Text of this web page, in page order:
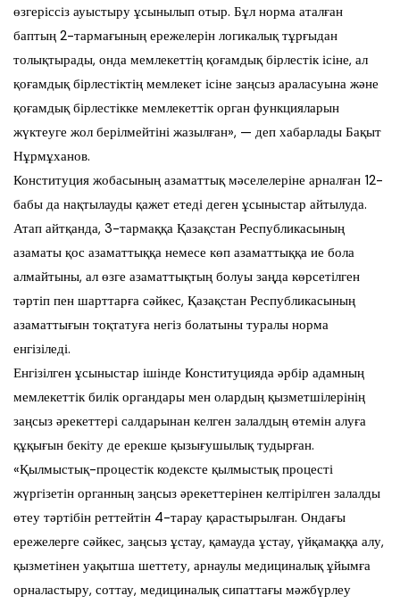
өзгеріссіз ауыстыру ұсынылып отыр. Бұл норма аталған
баптың 2-тармағының ережелерін логикалық тұрғыдан
толықтырады, онда мемлекеттің қоғамдық бірлестік ісіне, ал
қоғамдық бірлестіктің мемлекет ісіне заңсыз араласуына және
қоғамдық бірлестікке мемлекеттік орган функцияларын
жүктеуге жол берілмейтіні жазылған», — деп хабарлады Бақыт
Нұрмұханов.
Конституция жобасының азаматтық мәселелеріне арналған 12-
бабы да нақтылауды қажет етеді деген ұсыныстар айтылуда.
Атап айтқанда, 3-тармаққа Қазақстан Республикасының
азаматы қос азаматтыққа немесе көп азаматтыққа ие бола
алмайтыны, ал өзге азаматтықтың болуы заңда көрсетілген
тәртіп пен шарттарға сәйкес, Қазақстан Республикасының
азаматтығын тоқтатуға негіз болатыны туралы норма
енгізіледі.
Енгізілген ұсыныстар ішінде Конституцияда әрбір адамның
мемлекеттік билік органдары мен олардың қызметшілерінің
заңсыз әрекеттері салдарынан келген залалдың өтемін алуға
құқығын бекіту де ерекше қызығушылық тудырған.
«Қылмыстық-процестік кодексте қылмыстық процесті
жүргізетін органның заңсыз әрекеттерінен келтірілген залалды
өтеу тәртібін реттейтін 4-тарау қарастырылған. Ондағы
ережелерге сәйкес, заңсыз ұстау, қамауда ұстау, үйқамаққа алу,
қызметінен уақытша шеттету, арнаулы медициналық ұйымға
орналастыру, соттау, медициналық сипаттағы мәжбүрлеу